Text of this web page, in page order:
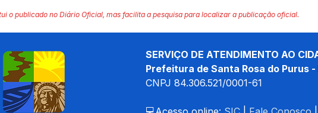
o publicado no Diário Oficial, mas facilita a pesquisa para localizar a publicação oficial.
SERVIÇO DE ATENDIMENTO AO
Prefeitura de Santa Rosa do Purus
CNPJ 84.306.521/0001-61